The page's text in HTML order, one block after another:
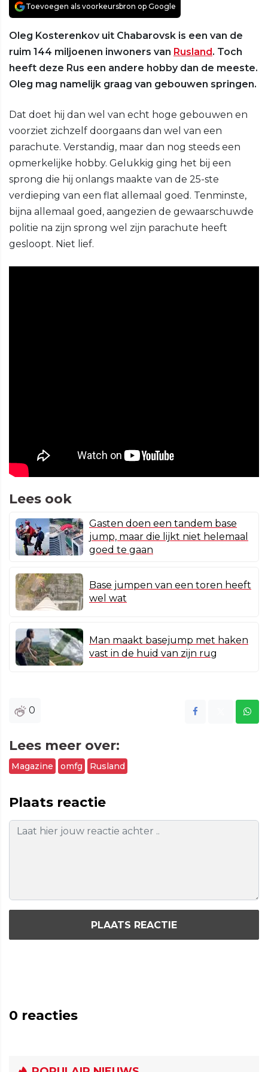
Toevoegen als voorkeursbron op Google
Oleg Kosterenkov uit Chabarovsk is een van de
ruim 144 miljoenen inwoners van Rusland. Toch
heeft deze Rus een andere hobby dan de meeste.
Oleg mag namelijk graag van gebouwen springen.
Dat doet hij dan wel van echt hoge gebouwen en
voorziet zichzelf doorgaans dan wel van een
parachute. Verstandig, maar dan nog steeds een
opmerkelijke hobby. Gelukkig ging het bij een
sprong die hij onlangs maakte van de 25-ste
verdieping van een flat allemaal goed. Tenminste,
bijna allemaal goed, aangezien de gewaarschuwde
politie na zijn sprong wel zijn parachute heeft
gesloopt. Niet lief.
Lees ook
Gasten doen een tandem base
jump, maar die lijkt niet helemaal
goed te gaan
Base jumpen van een toren heeft
wel wat
Man maakt basejump met haken
vast in de huid van zijn rug
0
Lees meer over:
Magazine omfg Rusland
Plaats reactie
PLAATS REACTIE
0 reacties